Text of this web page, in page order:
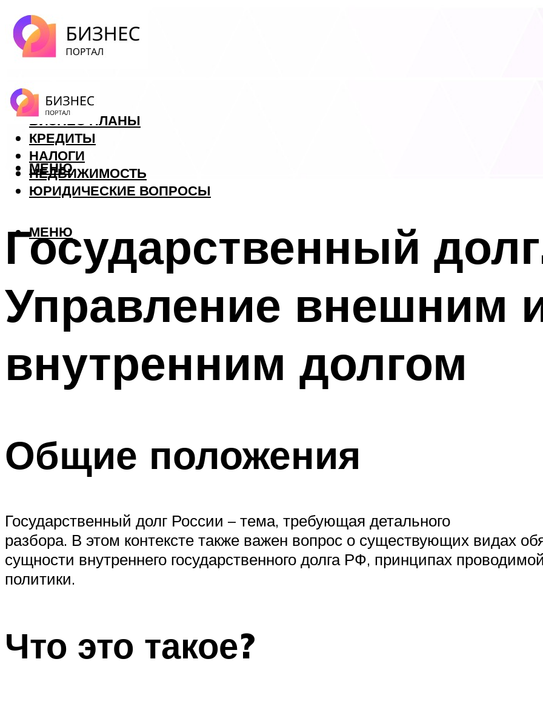
ФОРЕКС
БИЗНЕС ПЛАНЫ
КРЕДИТЫ
НАЛОГИ
НЕДВИЖИМОСТЬ
ЮРИДИЧЕСКИЕ ВОПРОСЫ
МЕНЮ
МЕНЮ
Государственный
Управление внешним
внутренним долгом
Общие положения
Государственный долг России – тема, требующая детального
разбора. В этом контексте также важен вопрос о существующих видах
сущности внутреннего государственного долга РФ, принципах
политики.
Что это такое?